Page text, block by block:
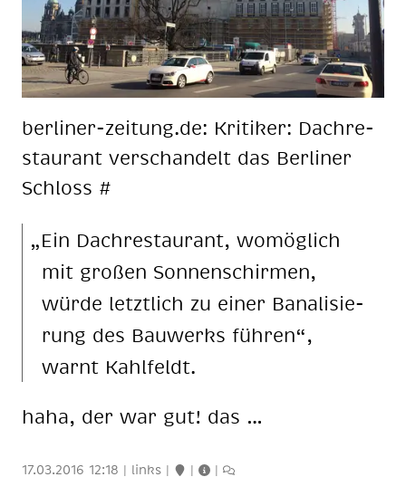
ber­li­ner-zei­tung.de: Kri­ti­ker: Dach­re­
stau­rant ver­schan­delt das Ber­li­ner
Schloss #
„Ein Dach­re­stau­rant, wo­mög­lich
mit gro­ßen Son­nen­schir­men,
wür­de letzt­lich zu ei­ner Ba­na­li­sie­
rung des Bau­werks füh­ren“,
warnt Kahl­feldt.
haha, der war gut! das …
17.03.2016 12:18 | links | | |